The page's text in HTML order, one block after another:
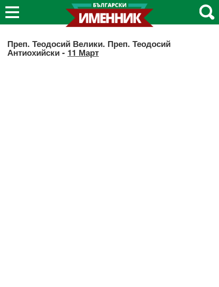
Преп. Теодосий Велики. Преп. Теодосий
Антиохийски - 11 Март